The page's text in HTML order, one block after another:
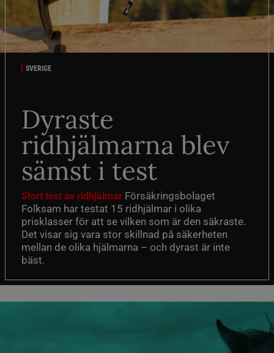
SVERIGE
Dyraste
ridhjälmarna blev
sämst i test
Stort test av ridhjälmar Försäkringsbolaget
Folksam har testat 15 ridhjälmar i olika
prisklasser för att se vilken som är den säkraste.
Det visar sig vara stor skillnad på säkerheten
mellan de olika hjälmarna – och dyrast är inte
bäst.